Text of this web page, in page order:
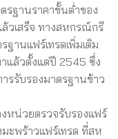
รฐานราคาขั้นต่ำของ
วเสร็จ ทางสหกรณ์กรี
ฐานแฟร์เทรดเพิ่มเติม
าแล้วตั้งแต่ปี 2545 ซึ่ง
รรับรองมาตรฐานข้าว
หน่วยตรวจรับรองแฟร์
มะพร้าวแฟร์เทรด ที่สห